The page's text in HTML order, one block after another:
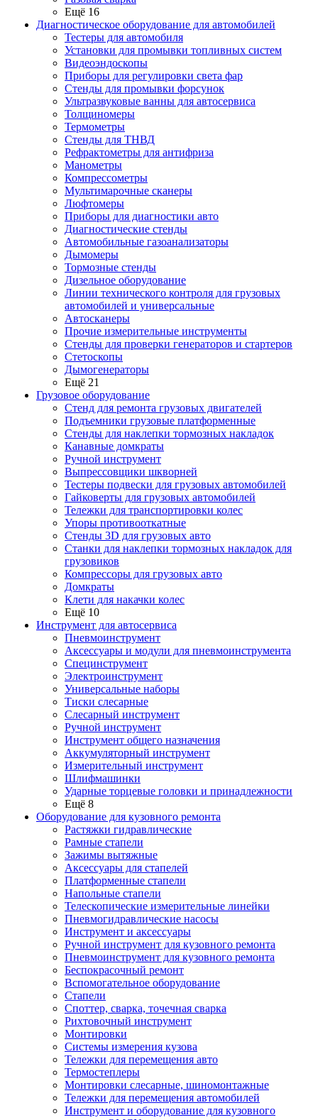
Ещё 16
Диагностическое оборудование для автомобилей
Тестеры для автомобиля
Установки для промывки топливных систем
Видеоэндоскопы
Приборы для регулировки света фар
Стенды для промывки форсунок
Ультразвуковые ванны для автосервиса
Толщиномеры
Термометры
Стенды для ТНВД
Рефрактометры для антифриза
Манометры
Компрессометры
Мультимарочные сканеры
Люфтомеры
Приборы для диагностики авто
Диагностические стенды
Автомобильные газоанализаторы
Дымомеры
Тормозные стенды
Дизельное оборудование
Линии технического контроля для грузовых
автомобилей и универсальные
Автосканеры
Прочие измерительные инструменты
Стенды для проверки генераторов и стартеров
Стетоскопы
Дымогенераторы
Ещё 21
Грузовое оборудование
Стенд для ремонта грузовых двигателей
Подъемники грузовые платформенные
Стенды для наклепки тормозных накладок
Канавные домкраты
Ручной инструмент
Выпрессовщики шкворней
Тестеры подвески для грузовых автомобилей
Гайковерты для грузовых автомобилей
Тележки для транспортировки колес
Упоры противооткатные
Стенды 3D для грузовых авто
Станки для наклепки тормозных накладок для
грузовиков
Компрессоры для грузовых авто
Домкраты
Клети для накачки колес
Ещё 10
Инструмент для автосервиса
Пневмоинструмент
Аксессуары и модули для пневмоинструмента
Специнструмент
Электроинструмент
Универсальные наборы
Тиски слесарные
Слесарный инструмент
Ручной инструмент
Инструмент общего назначения
Аккумуляторный инструмент
Измерительный инструмент
Шлифмашинки
Ударные торцевые головки и принадлежности
Ещё 8
Оборудование для кузовного ремонта
Растяжки гидравлические
Рамные стапели
Зажимы вытяжные
Аксессуары для стапелей
Платформенные стапели
Напольные стапели
Телескопические измерительные линейки
Пневмогидравлические насосы
Инструмент и аксессуары
Ручной инструмент для кузовного ремонта
Пневмоинструмент для кузовного ремонта
Беспокрасочный ремонт
Вспомогательное оборудование
Стапели
Споттер, сварка, точечная сварка
Рихтовочный инструмент
Монтировки
Системы измерения кузова
Тележки для перемещения авто
Термостеплеры
Монтировки слесарные, шиномонтажные
Тележки для перемещения автомобилей
Инструмент и оборудование для кузовного